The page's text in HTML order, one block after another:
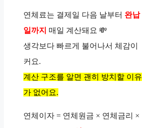
연체료는 결제일 다음 날부터 완납
일까지 매일 계산돼요 💸
생각보다 빠르게 불어나서 체감이
커요.
계산 구조를 알면 괜히 방치할 이유
가 없어요.
연체이자 = 연체원금 × 연체금리 ×